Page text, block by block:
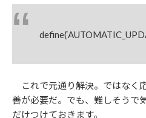
これで元通り解決。ではなく
善が必要だ。でも、難しそうで
だけつけておきます。